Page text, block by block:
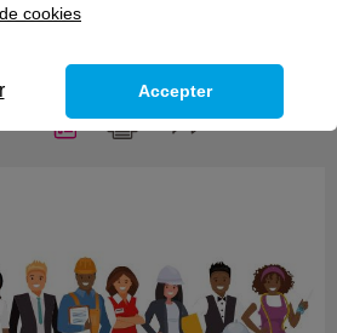
gardiennage ou surveillance
électroniques »
cookies
Accepter